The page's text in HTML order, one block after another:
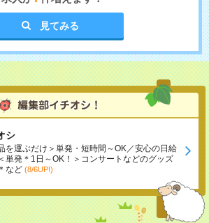
見てみる
シ
を運ぶだけ＞単発・短時間～OK／安心の日給
単発＊1日～OK！＞コンサートなどのグッズ
など (8/6UP!)